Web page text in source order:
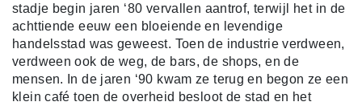
stadje begin jaren ‘80 vervallen aantrof, terwijl het in de
achttiende eeuw een bloeiende en levendige
handelsstad was geweest. Toen de industrie verdween,
verdween ook de weg, de bars, de shops, en de
mensen. In de jaren ‘90 kwam ze terug en begon ze een
klein café toen de overheid besloot de stad en het